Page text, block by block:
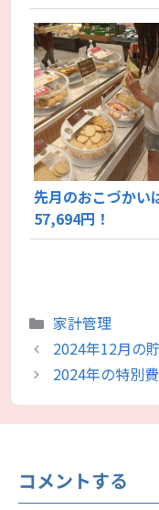
先月のおこづかい
57,694円！
カ
テ
ゴ
リ
ー
家計管理
2024年12月の
2024年の特別
コメントする